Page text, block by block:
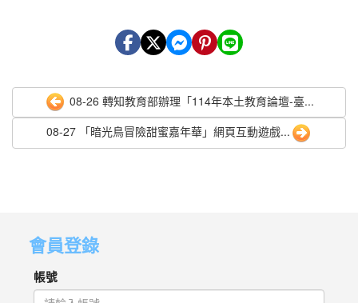
08-26 轉知教育部辦理「114年本土教育論壇-臺...
08-27 「暗光鳥冒險甜蜜嘉年華」網頁互動遊戲...
會員登錄
帳號